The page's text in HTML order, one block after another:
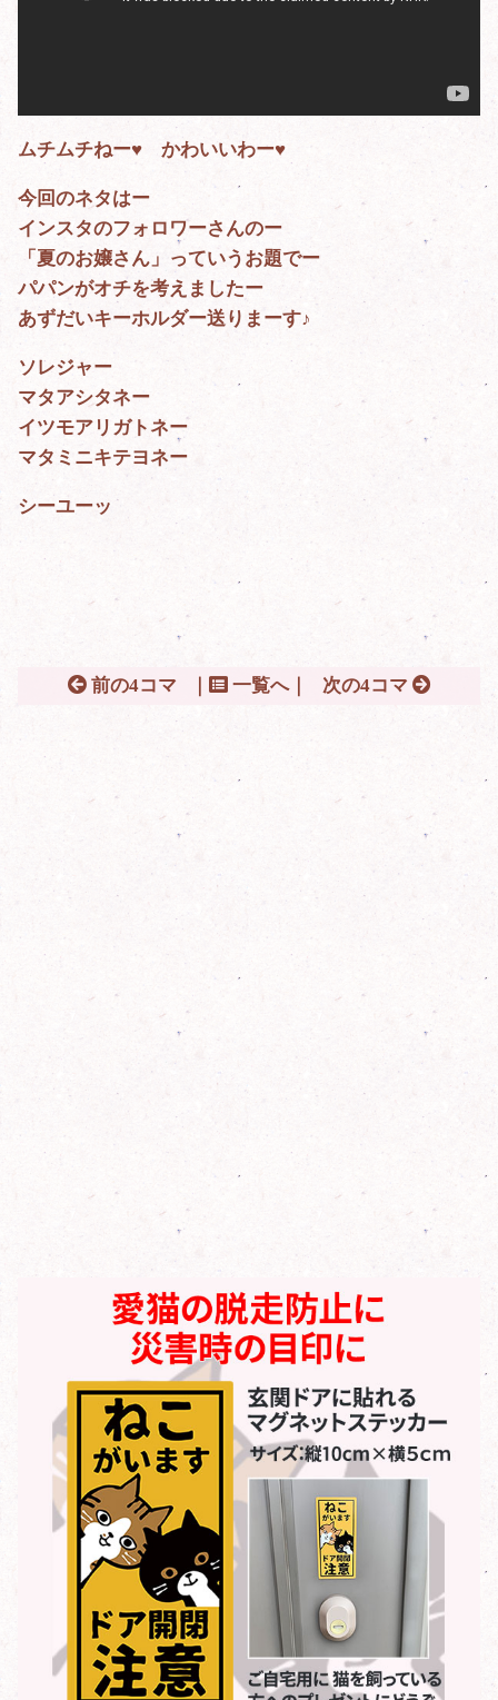
ムチムチねー♥ かわいいわー♥
今回のネタはー
インスタのフォロワーさんのー
「夏のお嬢さん」っていうお題でー
パパンがオチを考えましたー
あずだいキーホルダー送りまーす♪
ソレジャー
マタアシタネー
イツモアリガトネー
マタミニキテヨネー
シーユーッ
前の4コマ 一覧へ｜ 次の4コマ